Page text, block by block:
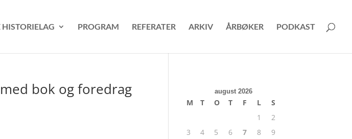
PROGRAM REFERATER ARKIV ÅRBØKER PODKAST
bok og foredrag august 2026
M T O T F L
S
1
2
3
4 5 6 7 8
9